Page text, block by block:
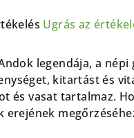
Ugrás az
legendája, a
kitartást és
és vasat tartalmaz.
erejének